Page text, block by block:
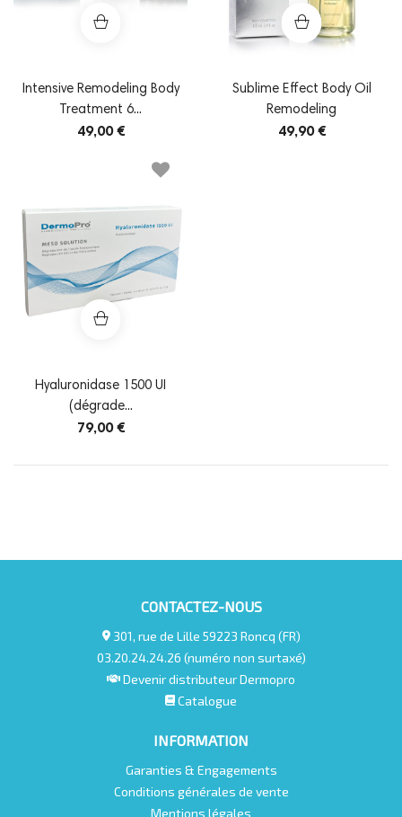
Intensive Remodeling Body
Treatment 6...
49,00 €
Sublime Effect Body Oil
Remodeling
49,90 €
Hyaluronidase 1500 UI
(dégrade...
79,00 €
CONTACTEZ-NOUS
301, rue de Lille 59223 Roncq (FR)
03.20.24.24.26 (numéro non surtaxé)
Devenir distributeur Dermopro
Catalogue
INFORMATION
Garanties & Engagements
Conditions générales de vente
Mentions légales